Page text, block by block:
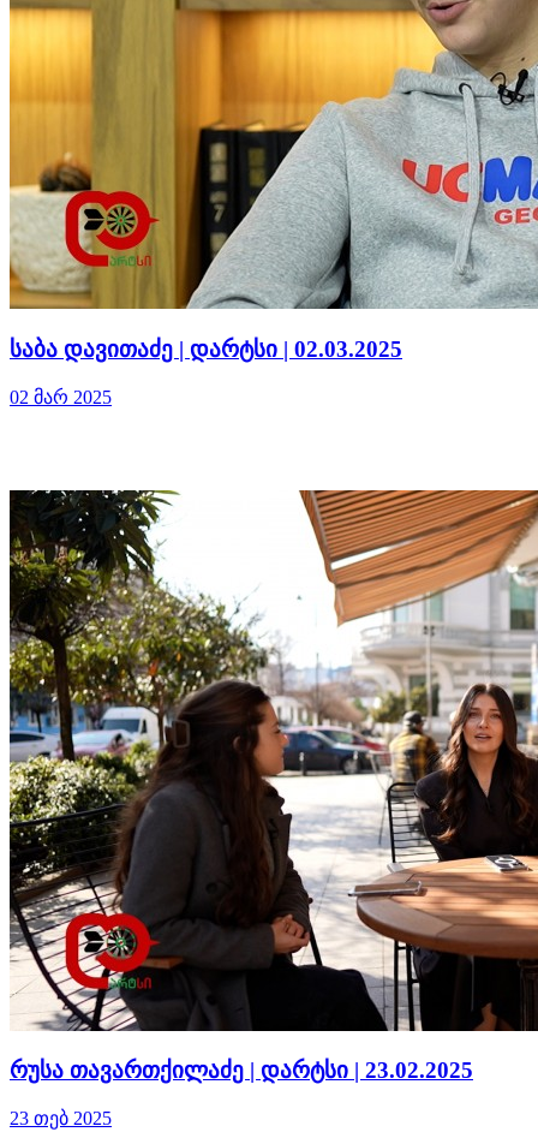
საბა დავითაძე | დარტსი | 02.03.2025
02 მარ 2025
რუსა თავართქილაძე | დარტსი | 23.02.2025
23 თებ 2025